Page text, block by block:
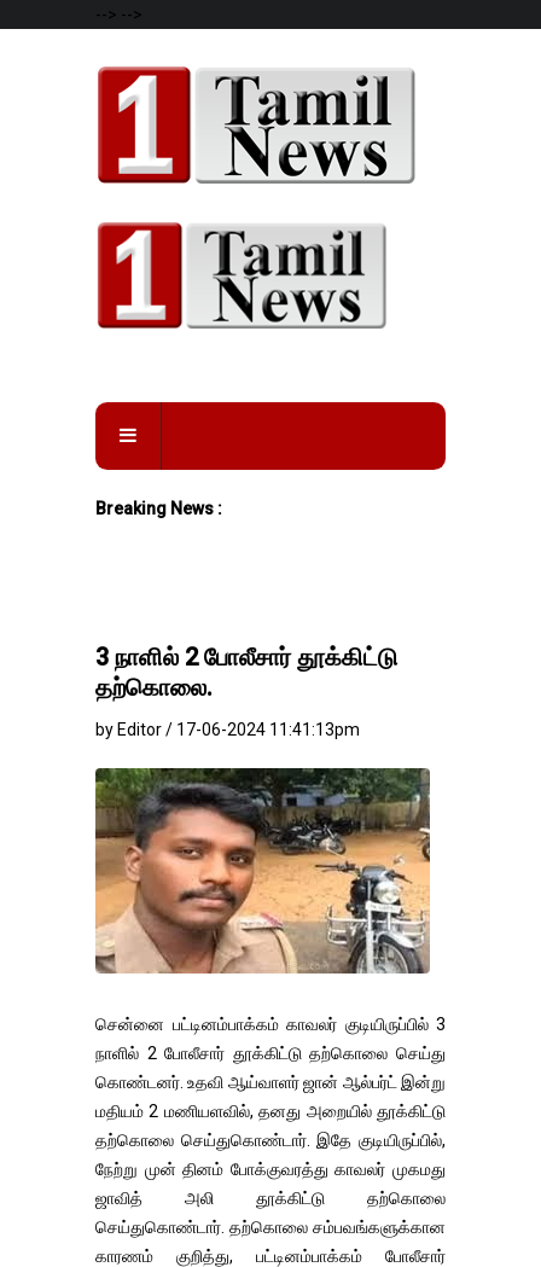
--> -->
Breaking News :
3 நாளில் 2 போலீசார் தூக்கிட்டு
தற்கொலை.
by Editor / 17-06-2024 11:41:13pm
சென்னை பட்டினம்பாக்கம் காவலர் குடியிருப்பில் 3
நாளில் 2 போலீசார் தூக்கிட்டு தற்கொலை செய்து
கொண்டனர். உதவி ஆய்வாளர் ஜான் ஆல்பர்ட் இன்று
மதியம் 2 மணியளவில், தனது அறையில் தூக்கிட்டு
தற்கொலை செய்துகொண்டார். இதே குடியிருப்பில்,
நேற்று முன் தினம் போக்குவரத்து காவலர் முகமது
ஜாவித் அலி தூக்கிட்டு தற்கொலை
செய்துகொண்டார். தற்கொலை சம்பவங்களுக்கான
காரணம் குறித்து, பட்டினம்பாக்கம் போலீசார்